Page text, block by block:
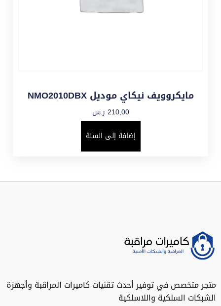
مايكروويف نيكاي موديل NMO2010DBX
210,00 ر.س
إضافة إلى السلة
متجر متخصص في توفير أحدث تقنيات كاميرات المراقبة وأجهزة
الشبكات السلكية واللاسلكية